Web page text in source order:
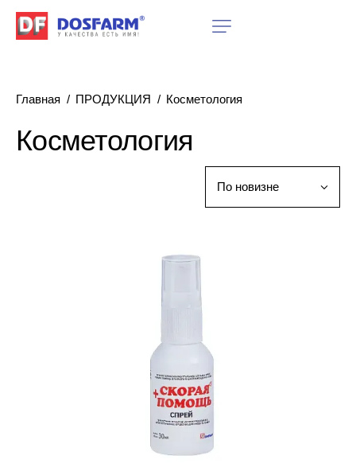
Главная ПРОДУКЦИЯ Косметология
Косметология